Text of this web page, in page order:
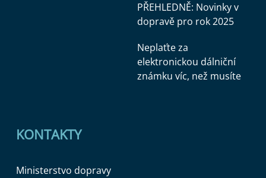
PŘEHLEDNĚ: Novinky v
dopravě pro rok 2025
Neplaťte za
elektronickou dálniční
známku víc, než musíte
KONTAKTY
Ministerstvo dopravy